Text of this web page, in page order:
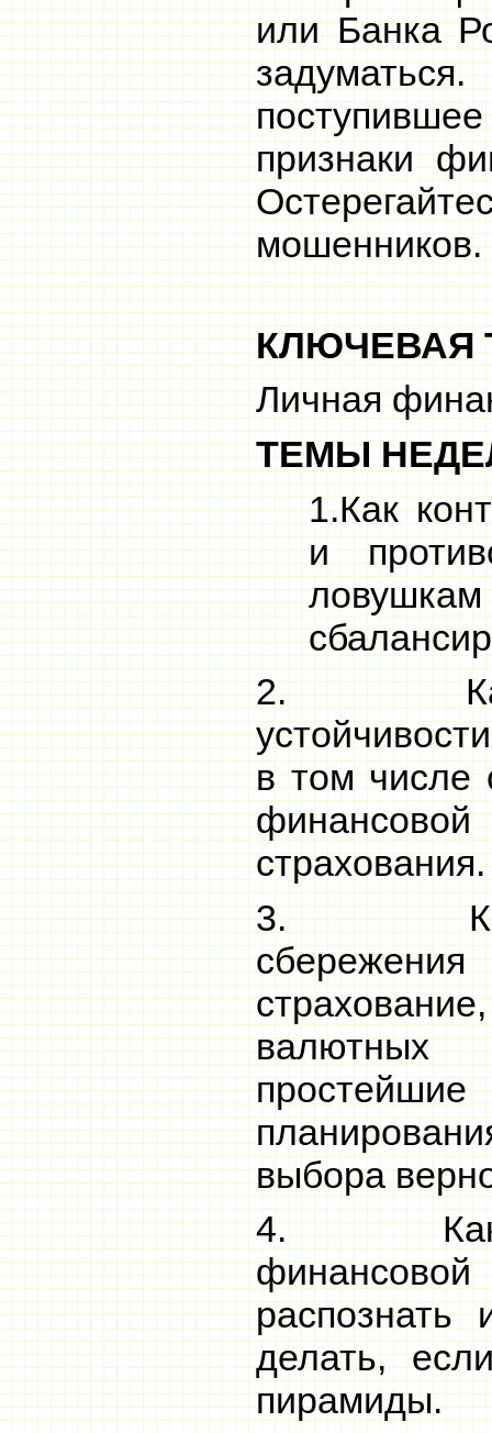
или Банка
признаки
мошенников.
КЛЮЧЕВАЯ
Личная
ТЕМЫ
1.Как
и
2. Как
в том числе
страхования.
3. Как
выбора
4. Как не
распознать
делать,
пирамиды.